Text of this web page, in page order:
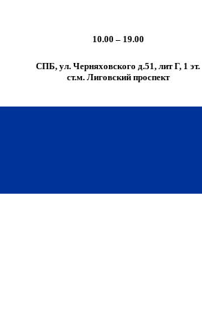
10.00 – 19.00
СПБ, ул. Черняховского д.51, лит Г, 1 эт.
cт.м. Лиговский проспект